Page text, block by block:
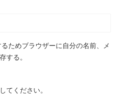
ためブラウザーに自分の名前、メ
する。
てください。